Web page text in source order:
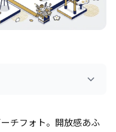
チフォト。開放感あふ